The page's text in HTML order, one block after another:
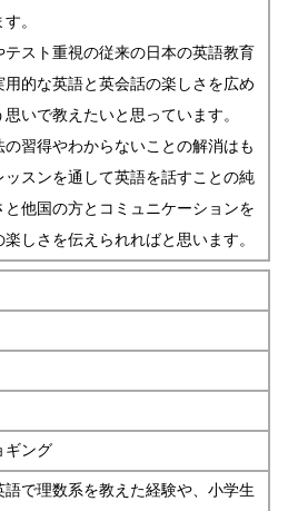
。
テスト重視の従来の日本の英語教育
用的な英語と英会話の楽しさを広め
思いで教えたいと思っています。
の習得やわからないことの解消はも
ッスンを通して英語を話すことの純
と他国の方とコミュニケーションを
しさを伝えられればと思います。
ギング
語で理数系を教えた経験や、小学生